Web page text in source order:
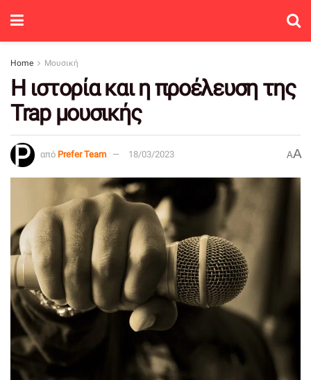
Home Μουσική
Η ιστορία και η προέλευση της
Trap μουσικής
από Prefer Team 18/03/2023 AA